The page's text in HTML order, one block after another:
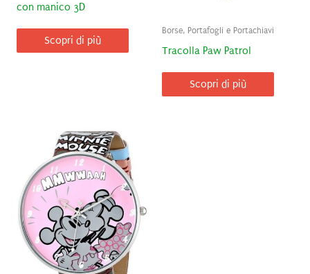
con manico 3D
Scopri di più
Borse, Portafogli e Portachiavi
Tracolla Paw Patrol
Scopri di più